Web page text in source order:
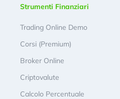
Strumenti Finanziari
Trading Online Demo
Corsi (Premium)
Broker Online
Criptovalute
Calcolo Percentuale